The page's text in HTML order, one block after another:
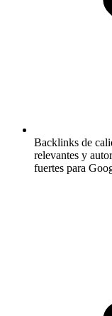
Backlinks de
relevantes y
fuertes para